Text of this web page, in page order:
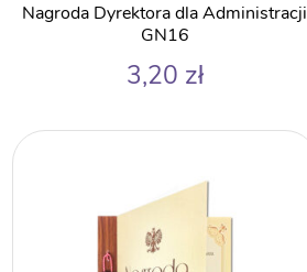
Nagroda Dyrektora dla Administracji
GN16
3,20 zł